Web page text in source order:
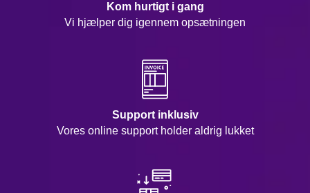
Kom hurtigt i gang
Vi hjælper dig igennem opsætningen
Support inklusiv
Vores online support holder aldrig lukket